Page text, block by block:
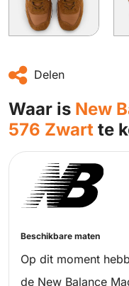
Delen
Waar is New
576 Zwart te
Beschikbare maten
Op dit moment
de New Balance